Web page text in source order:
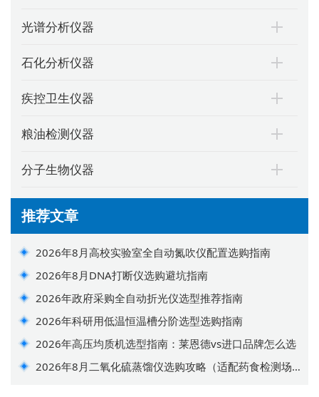
光谱分析仪器
石化分析仪器
疾控卫生仪器
粮油检测仪器
分子生物仪器
推荐文章
2026年8月高校实验室全自动氮吹仪配置选购指南
2026年8月DNA打断仪选购避坑指南
2026年政府采购全自动折光仪选型推荐指南
2026年科研用低温恒温槽分阶选型选购指南
2026年高压均质机选型指南：莱恩德vs进口品牌怎么选
2026年8月二氧化硫蒸馏仪选购攻略（适配药食检测场